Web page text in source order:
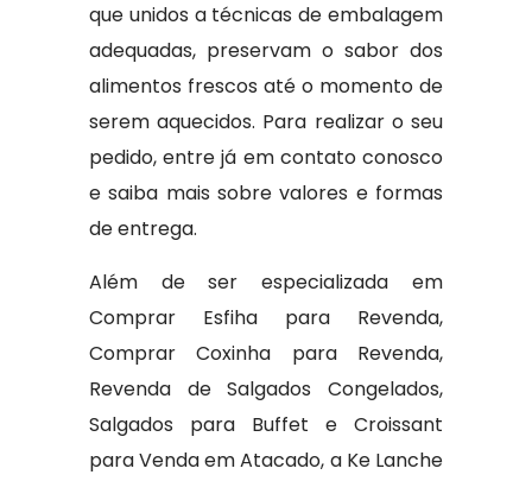
que unidos a técnicas de embalagem
adequadas, preservam o sabor dos
alimentos frescos até o momento de
serem aquecidos. Para realizar o seu
pedido, entre já em contato conosco
e saiba mais sobre valores e formas
de entrega.
Além de ser especializada em
Comprar Esfiha para Revenda,
Comprar Coxinha para Revenda,
Revenda de Salgados Congelados,
Salgados para Buffet e Croissant
para Venda em Atacado, a Ke Lanche